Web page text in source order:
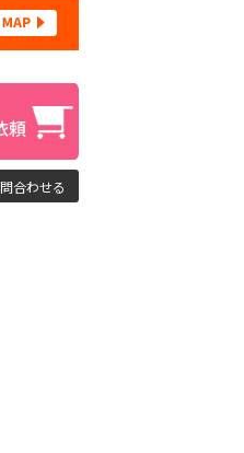
合わせる